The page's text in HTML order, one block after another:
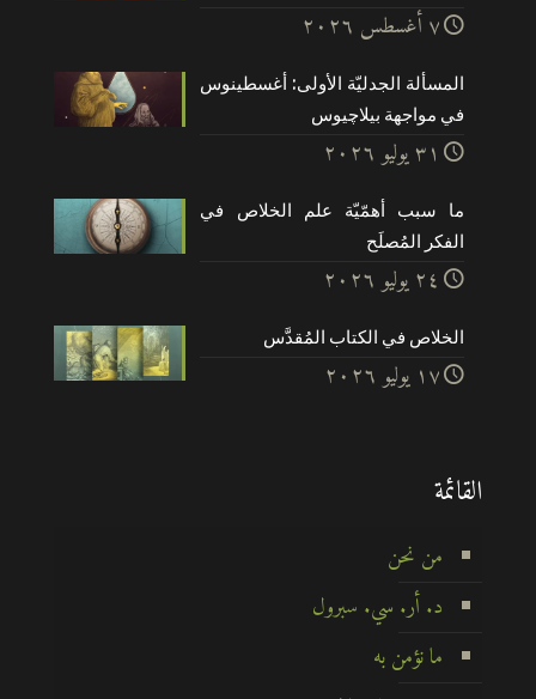
۷ أغسطس ۲۰۲٦
المسألة الجدليّة الأولى: أغسطينوس
في مواجهة بيلاچيوس
۳۱ يوليو ۲۰۲٦
ما سبب أهمّيّة علم الخلاص في
الفكر المُصلَح
۲٤ يوليو ۲۰۲٦
الخلاص في الكتاب المُقدَّس
۱۷ يوليو ۲۰۲٦
القائمة
من نحن
د. أر. سي. سبرول
ما نؤمن به